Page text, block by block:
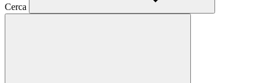
Cerca